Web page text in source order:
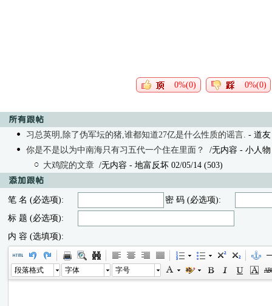
0%(0) 0%(0)
习总英明,除了伪军坛的猪,谁都知道27亿是什么性质的谣言. - 道友
你是不是以为中南海只有习五代一个住在里面？
/无内容 - 小人物
大鸡院的文章 /无内容 - 地富反坏 02/05/14 (503)
笔 名 (必选项):
密 码 (必选项):
标 题 (必选项):
内 容 (选填项):
段落格式 字体 字号